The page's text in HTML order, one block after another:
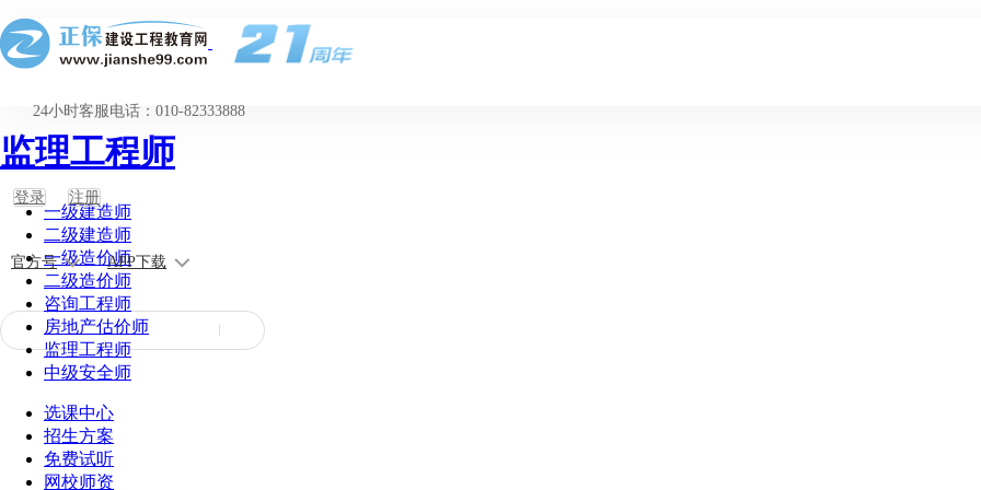
24小时客服电话：010-82333888
登录 注册
官方号 APP下载
监理工程师
一级建造师
二级建造师
一级造价师
二级造价师
咨询工程师
房地产估价师
监理工程师
中级安全师
选课中心
招生方案
免费试听
网校师资